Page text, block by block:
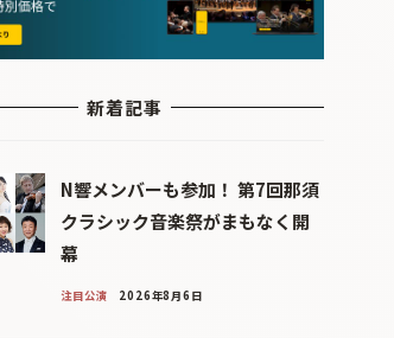
新着記事
N響メンバーも参加！ 第7回那須
クラシック音楽祭がまもなく開
幕
注目公演 2026年8月6日